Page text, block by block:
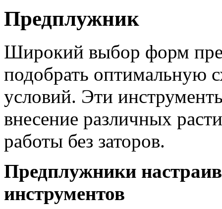
Предплужник
Широкий выбор форм
подобрать оптимальную
условий. Эти
внесение различных
работы без заторов.
Предплужники
инструментов